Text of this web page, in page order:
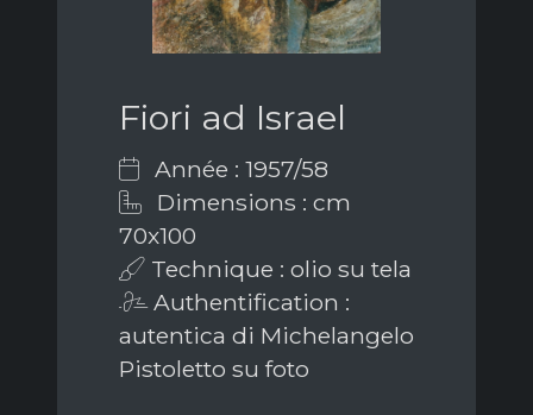
Fiori ad Israel
Année : 1957/58
Dimensions : cm
70x100
Technique : olio su tela
Authentification :
autentica di Michelangelo
Pistoletto su foto